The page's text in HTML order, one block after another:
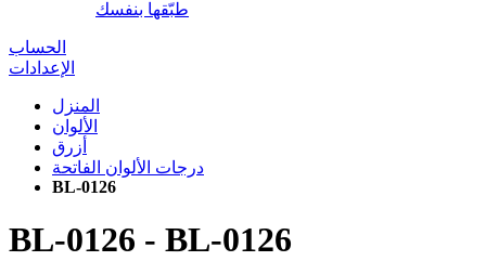
طبّقها بنفسك
الحساب
الإعدادات
المنزل
الألوان
أزرق
درجات الألوان الفاتحة
BL-0126
BL-0126 - BL-0126